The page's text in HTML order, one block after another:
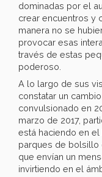
dominadas por el
crear encuentros y
manera no se
provocar esas
través de estas
poderoso.
A lo largo de sus
constatar un
convulsionado en
marzo de 2017,
está haciendo en el
parques de bolsillo
que envían un
invirtiendo en el